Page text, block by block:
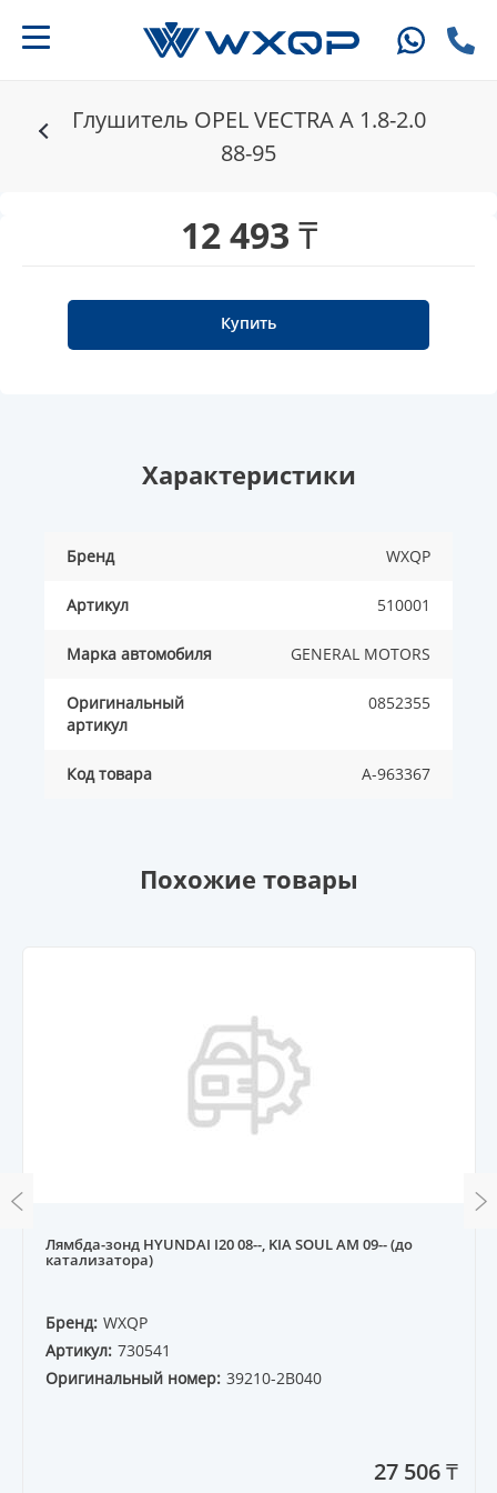
Глушитель OPEL VECTRA A 1.8-2.0
88-95
12 493 ₸
Купить
Характеристики
Бренд WXQP
Артикул 510001
Марка автомобиля GENERAL MOTORS
Оригинальный
артикул
0852355
Код товара A-963367
Похожие товары
Лямбда-зонд HYUNDAI I20 08--, KIA SOUL AM 09-- (до
катализатора)
Бренд: WXQP
Артикул: 730541
Оригинальный номер: 39210-2B040
27 506 ₸